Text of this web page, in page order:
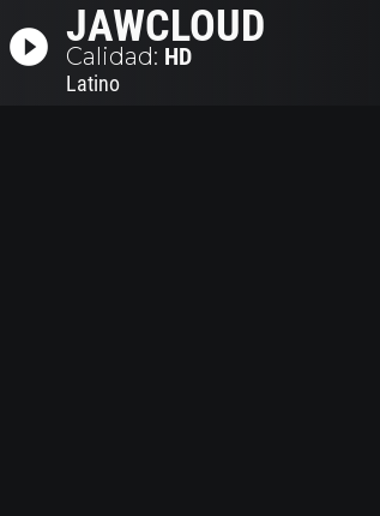
play_circle_filled JAWCLOUD
Calidad: HD
Latino